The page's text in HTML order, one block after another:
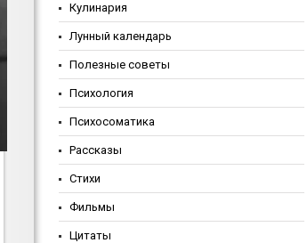
Кулинария
Лунный календарь
Полезные советы
Психология
Психосоматика
Рассказы
Стихи
Фильмы
Цитаты